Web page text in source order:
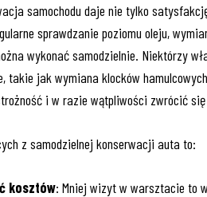
samochodu daje nie tylko
sprawdzanie poziomu oleju,
wykonać samodzielnie. Niektórzy
takie jak wymiana klocków
i w razie wątpliwości zwrócić
z samodzielnej konserwacji auta to:
kosztów: Mniej wizyt w warsztacie to